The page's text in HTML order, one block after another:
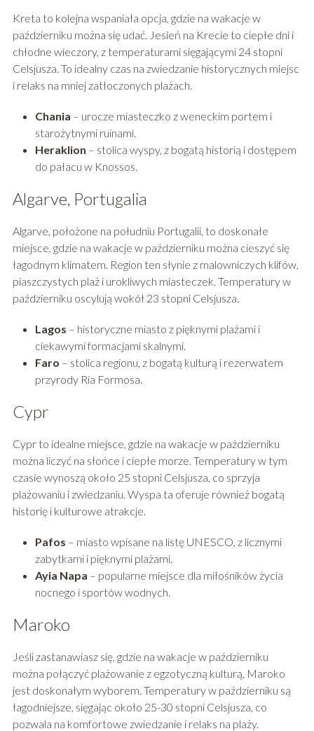
Kreta to kolejna wspaniała opcja, gdzie na wakacje w
październiku można się udać. Jesień na Krecie to ciepłe dni i
chłodne wieczory, z temperaturami sięgającymi 24 stopni
Celsjusza. To idealny czas na zwiedzanie historycznych miejsc
i relaks na mniej zatłoczonych plażach.
Chania – urocze miasteczko z weneckim portem i
starożytnymi ruinami.
Heraklion – stolica wyspy, z bogatą historią i dostępem
do pałacu w Knossos.
Algarve, Portugalia
Algarve, położone na południu Portugalii, to doskonałe
miejsce, gdzie na wakacje w październiku można cieszyć się
łagodnym klimatem. Region ten słynie z malowniczych klifów,
piaszczystych plaż i urokliwych miasteczek. Temperatury w
październiku oscylują wokół 23 stopni Celsjusza.
Lagos – historyczne miasto z pięknymi plażami i
ciekawymi formacjami skalnymi.
Faro – stolica regionu, z bogatą kulturą i rezerwatem
przyrody Ria Formosa.
Cypr
Cypr to idealne miejsce, gdzie na wakacje w październiku
można liczyć na słońce i ciepłe morze. Temperatury w tym
czasie wynoszą około 25 stopni Celsjusza, co sprzyja
plażowaniu i zwiedzaniu. Wyspa ta oferuje również bogatą
historię i kulturowe atrakcje.
Pafos – miasto wpisane na listę UNESCO, z licznymi
zabytkami i pięknymi plażami.
Ayia Napa – popularne miejsce dla miłośników życia
nocnego i sportów wodnych.
Maroko
Jeśli zastanawiasz się, gdzie na wakacje w październiku
można połączyć plażowanie z egzotyczną kulturą, Maroko
jest doskonałym wyborem. Temperatury w październiku są
łagodniejsze, sięgając około 25-30 stopni Celsjusza, co
pozwala na komfortowe zwiedzanie i relaks na plaży.